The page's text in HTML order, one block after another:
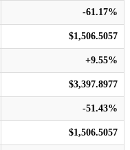
-61.17%
$1,506.5057
+9.55%
$3,397.8977
-51.43%
$1,506.5057